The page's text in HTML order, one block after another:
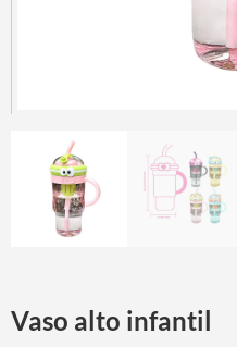
Vaso alto infantil